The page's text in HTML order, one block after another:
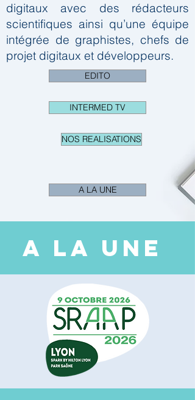
digitaux avec des rédacteurs
scientifiques ainsi qu’une équipe
intégrée de graphistes, chefs de
projet digitaux et développeurs.
EDITO
INTERMED TV
NOS REALISATIONS
A LA UNE
A LA UNE